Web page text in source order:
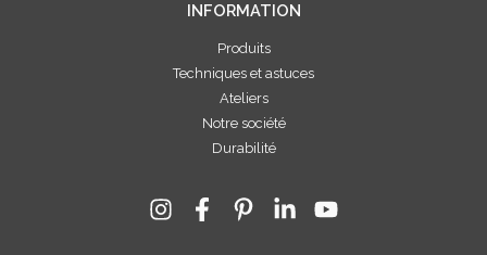
INFORMATION
Produits
Techniques et astuces
Ateliers
Notre société
Durabilité